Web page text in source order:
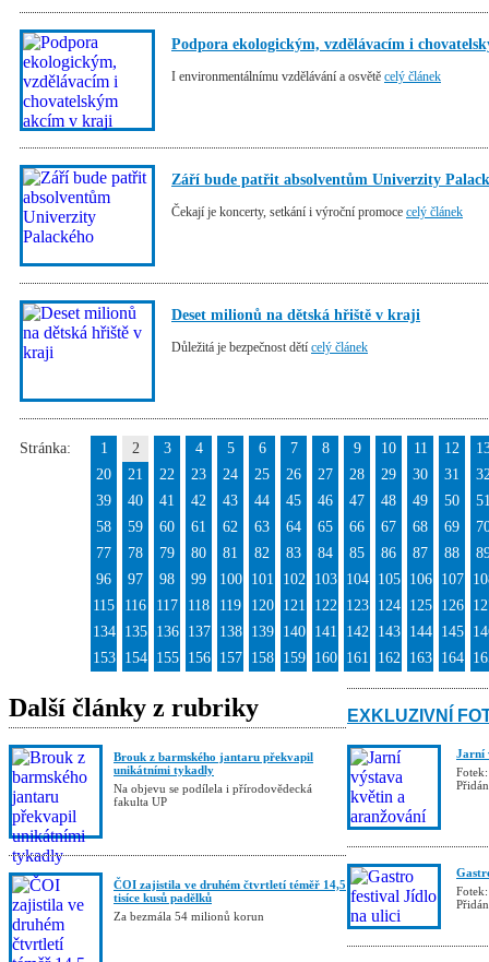
Podpora ekologickým, vzdělávacím i
I environmentálnímu vzdělávání a osvětě celý článek
Září bude patřit absolventům Univerzity
Čekají je koncerty, setkání i výroční promoce celý článek
Deset milionů na dětská hřiště v kraji
Důležitá je bezpečnost dětí celý článek
Stránka: 1 2 3 4 5 6 7 8 9 10 11 12
20
21 22 23 24 25 26 27 28 29 30 31
39
40 41 42 43 44 45 46 47 48 49 50
58
59 60 61 62 63 64 65 66 67 68 69
77
78 79 80 81 82 83 84 85 86 87 88
96
97 98 99 100 101 102 103 104 105 106 107
115
116 117 118 119 120 121 122 123 124 125 126
134
135 136 137 138 139 140 141 142 143 144 145
153
154 155 156 157 158 159 160 161 162 163 164
Další články z rubriky
Brouk z barmského jantaru překvapil
unikátními tykadly
Na objevu se podílela i přírodovědecká
fakulta UP
ČOI zajistila ve druhém čtvrtletí téměř 14,5
tisíce kusů padělků
Za bezmála 54 milionů korun
EXKLUZIVNÍ
Jarní